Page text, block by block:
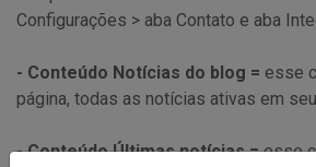
Configurações > aba Contato e aba
- Conteúdo Notícias do blog = esse
página, todas as notícias ativas em
- Conteúdo Últimas notícias =esse